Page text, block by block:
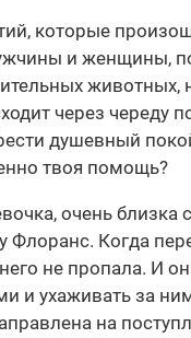
которые
и женщины,
через
душевный
твоя помощь?
очень
Когда
не пропала. И
и ухаживать за
на